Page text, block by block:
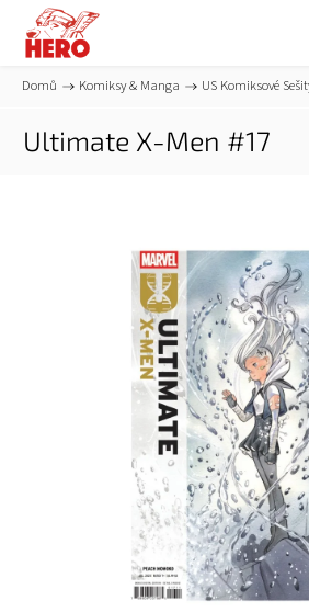
Domů / Komiksy & Manga / US Komiksové
Ultimate X-Men #17